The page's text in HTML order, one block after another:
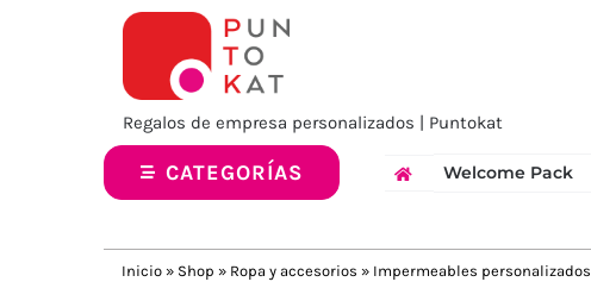
Regalos de empresa personalizados | Puntokat
CATEGORÍAS Welcome Pack
Inicio » Shop » Ropa y accesorios » Impermeables personalizados